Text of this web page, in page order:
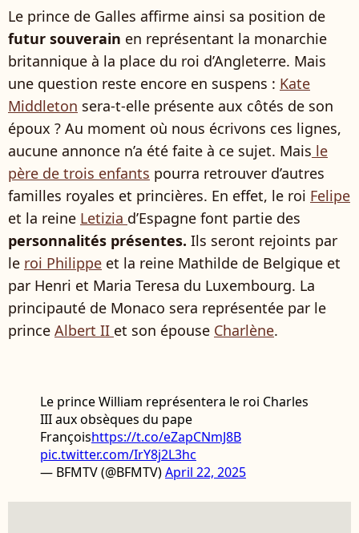
Le prince de Galles affirme ainsi sa position de
futur souverain en représentant la monarchie
britannique à la place du roi d’Angleterre. Mais
une question reste encore en suspens : Kate
Middleton sera-t-elle présente aux côtés de son
époux ? Au moment où nous écrivons ces lignes,
aucune annonce n’a été faite à ce sujet. Mais le
père de trois enfants pourra retrouver d’autres
familles royales et princières. En effet, le roi Felipe
et la reine Letizia d’Espagne font partie des
personnalités présentes. Ils seront rejoints par
le roi Philippe et la reine Mathilde de Belgique et
par Henri et Maria Teresa du Luxembourg. La
principauté de Monaco sera représentée par le
prince Albert II et son épouse Charlène.
Le prince William représentera le roi Charles
III aux obsèques du pape
Françoishttps://t.co/eZapCNmJ8B
pic.twitter.com/IrY8j2L3hc
— BFMTV (@BFMTV)April 22, 2025